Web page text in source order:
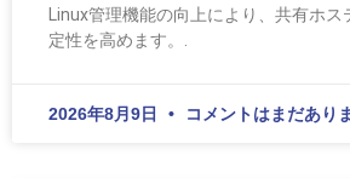
Linux管理機能の向上により、共有ホ
定性を高めます。.
2026年8月9日 コメントはまだあり